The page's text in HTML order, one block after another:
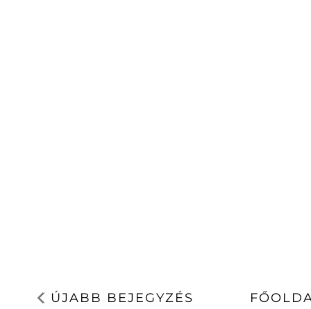
ÚJABB BEJEGYZÉS